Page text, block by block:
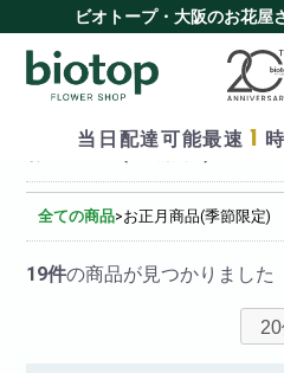
ビオトープ・大阪のお花
当日配達可能最速 1
お正月商品(季節限定)
全ての商品>お正月商品(季節限定)
19件の商品が見つかりました